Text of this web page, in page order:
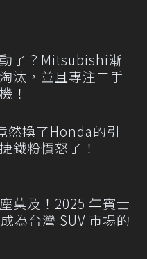
了？Mitsubishi漸
汰，並且專注二手
！
然換了Honda的引
鐵粉憤怒了！
莫及！2025 年賓士
為台灣 SUV 市場的